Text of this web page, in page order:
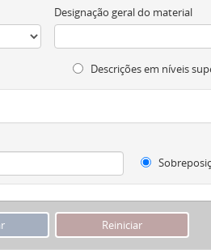
Designação geral do material
Descrições em níveis